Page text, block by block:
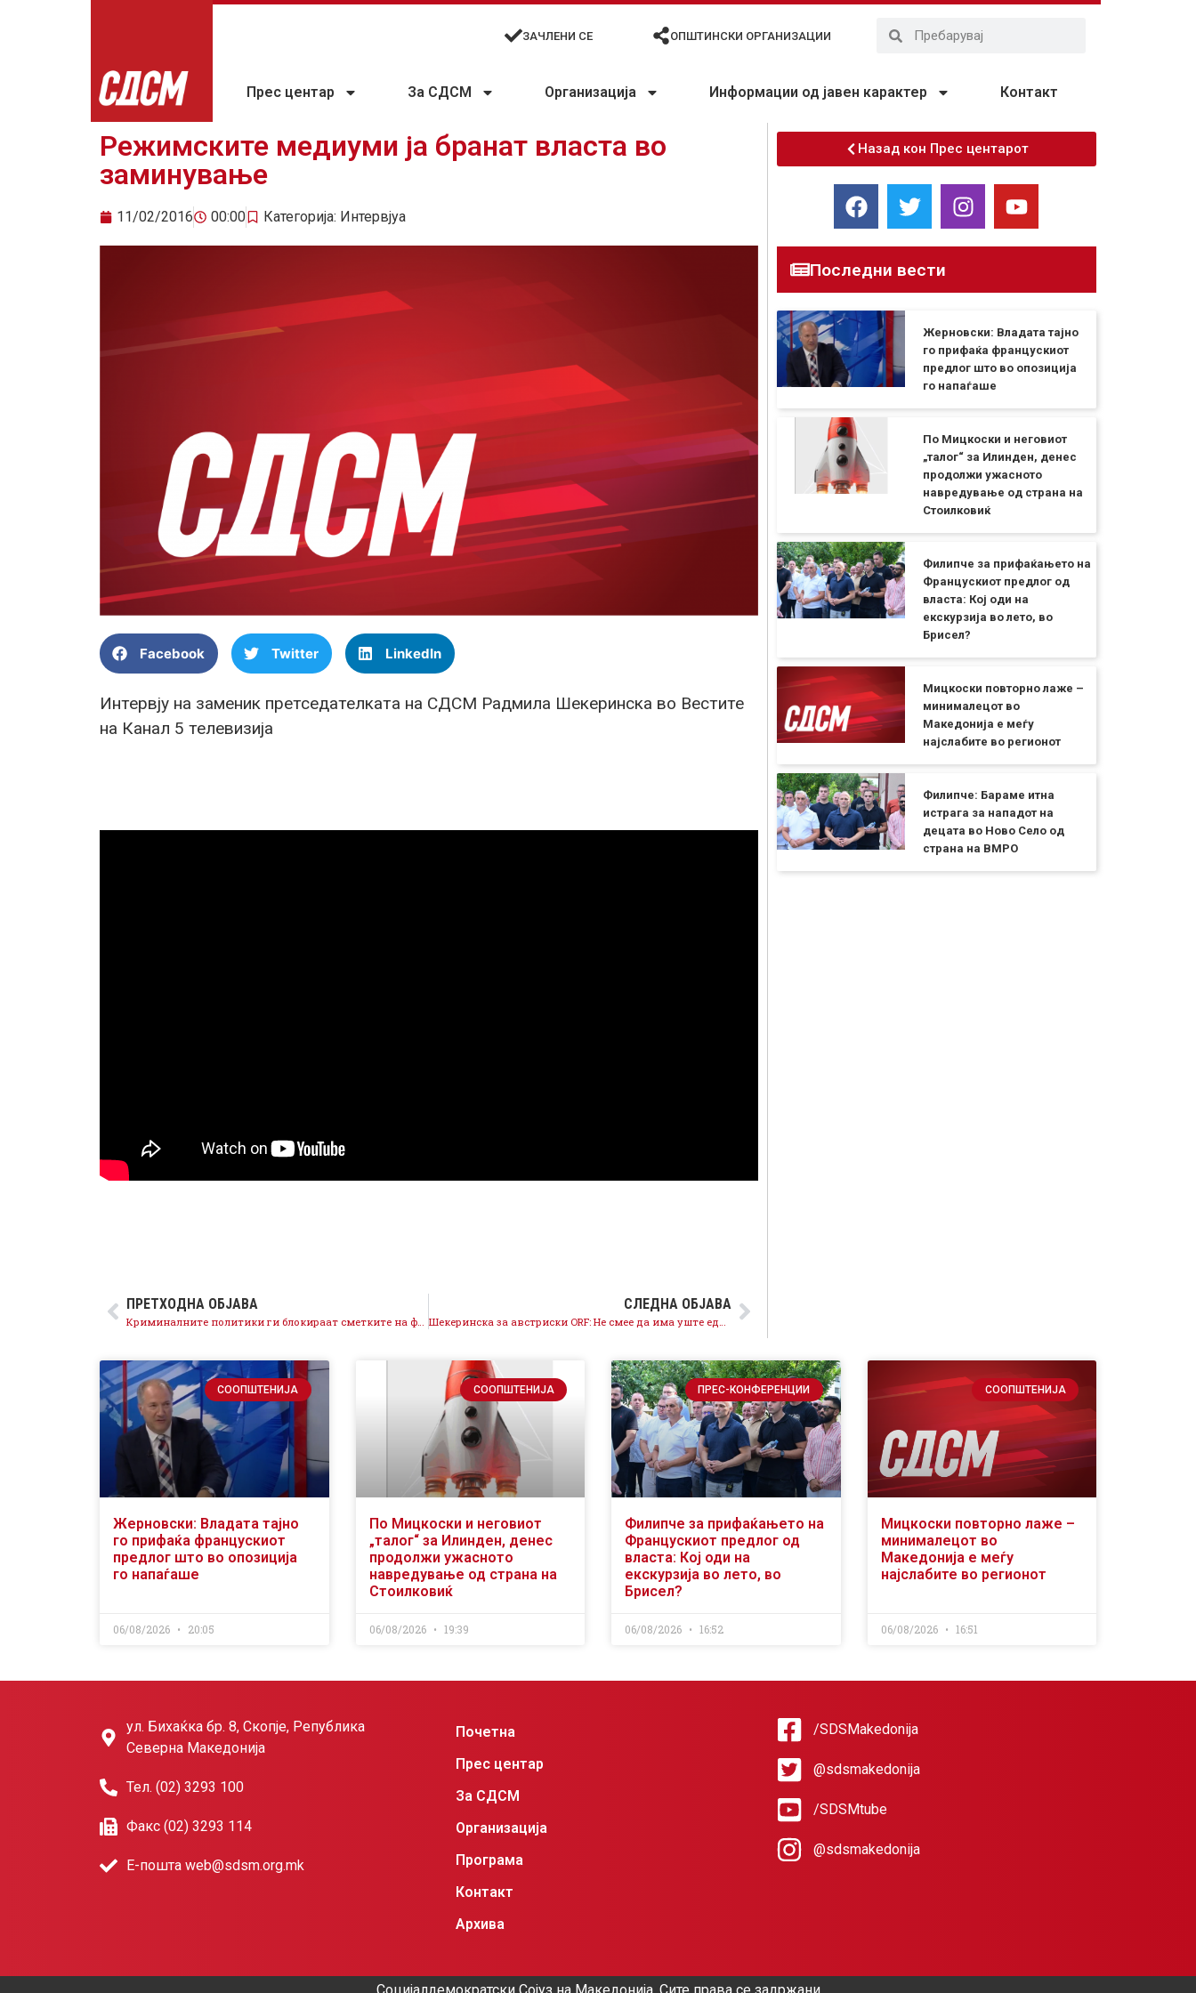
ЗАЧЛЕНИ СЕ ОПШТИНСКИ ОРГАНИЗАЦИИ
Прес центар За СДСМ Организација Информации од јавен карактер Контакт
Режимските медиуми ја бранат власта во
заминување
11/02/2016 00:00 Категорија: Интервјуа
Facebook Twitter LinkedIn
Интервју на заменик претседателката на СДСМ Радмила Шекеринска во Вестите
на Канал 5 телевизија
ПРЕТХОДНА ОБЈАВА СЛЕДНА ОБЈАВА
Назад кон Прес центарот
Последни вести
Жерновски: Владата тајно
го прифаќа францускиот
предлог што во опозиција
го напаѓаше
По Мицкоски и неговиот
„талог“ за Илинден, денес
продолжи ужасното
навредување од страна на
Стоилковиќ
Филипче за прифаќањето на
Францускиот предлог од
власта: Кој оди на
екскурзија во лето, во
Брисел?
Мицкоски повторно лаже –
минималецот во
Македонија е меѓу
најслабите во регионот
Филипче: Бараме итна
истрага за нападот на
децата во Ново Село од
страна на ВМРО
СООПШТЕНИЈА
Жерновски: Владата тајно
го прифаќа францускиот
предлог што во опозиција
го напаѓаше
06/08/2026 20:05
СООПШТЕНИЈА
По Мицкоски и неговиот
„талог“ за Илинден, денес
продолжи ужасното
навредување од страна на
Стоилковиќ
06/08/2026 19:39
ПРЕС-КОНФЕРЕНЦИИ
Филипче за прифаќањето на
Францускиот предлог од
власта: Кој оди на
екскурзија во лето, во
Брисел?
06/08/2026 16:52
СООПШТЕНИЈА
Мицкоски повторно лаже –
минималецот во
Македонија е меѓу
најслабите во регионот
06/08/2026 16:51
ул. Бихаќка бр. 8, Скопје, Република
Северна Македонија
Тел. (02) 3293 100
Факс (02) 3293 114
Е-пошта web@sdsm.org.mk
Почетна
Прес центар
За СДСМ
Организација
Програма
Контакт
Архива
/SDSMakedonija
@sdsmakedonija
/SDSMtube
@sdsmakedonija